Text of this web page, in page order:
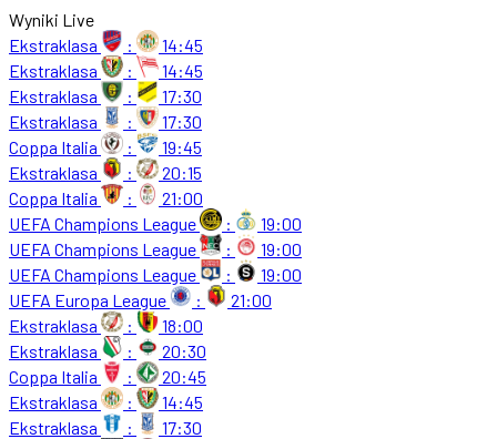
Wyniki Live
Ekstraklasa
:
14:45
Ekstraklasa
:
14:45
Ekstraklasa
:
17:30
Ekstraklasa
:
17:30
Coppa Italia
:
19:45
Ekstraklasa
:
20:15
Coppa Italia
:
21:00
UEFA Champions League
:
19:00
UEFA Champions League
:
19:00
UEFA Champions League
:
19:00
UEFA Europa League
:
21:00
Ekstraklasa
:
18:00
Ekstraklasa
:
20:30
Coppa Italia
:
20:45
Ekstraklasa
:
14:45
Ekstraklasa
:
17:30